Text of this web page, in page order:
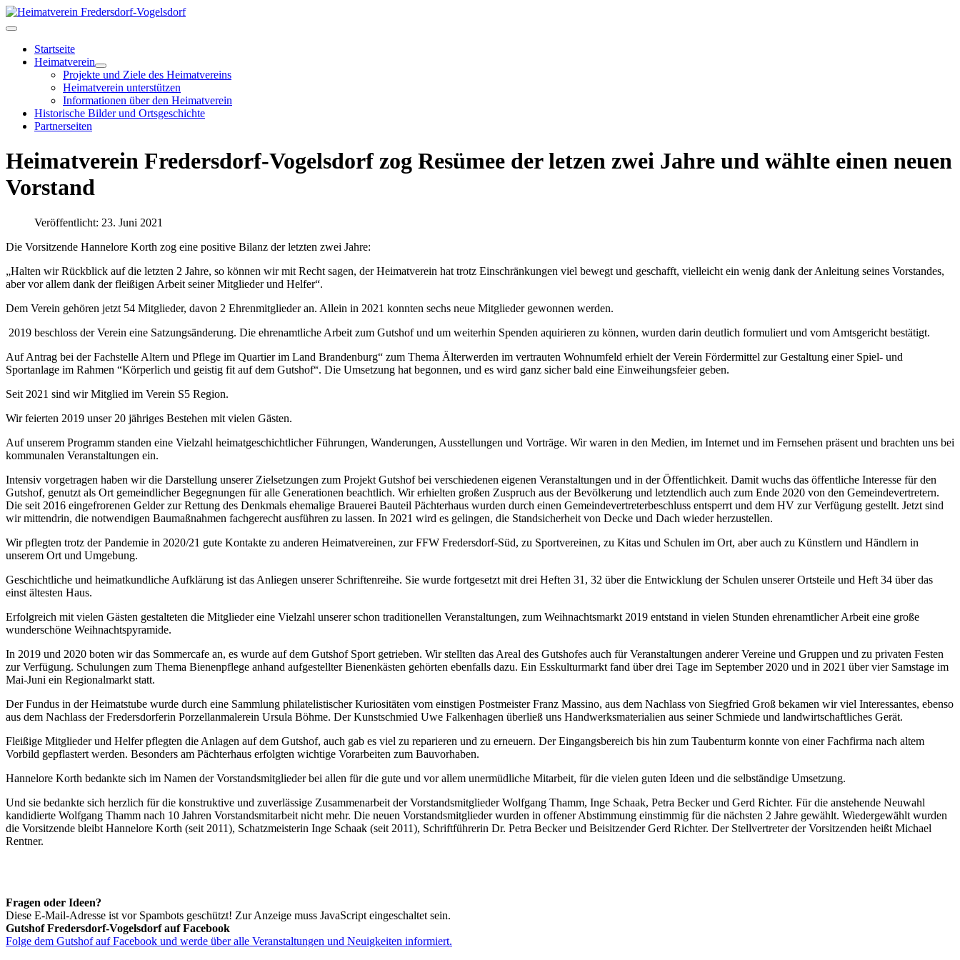
Startseite
Heimatverein
Projekte und Ziele des Heimatvereins
Heimatverein unterstützen
Informationen über den Heimatverein
Historische Bilder und Ortsgeschichte
Partnerseiten
Heimatverein Fredersdorf-Vogelsdorf zog Resümee der letzen zwei Jahre und wählte einen neuen
Vorstand
Veröffentlicht: 23. Juni 2021
Die Vorsitzende Hannelore Korth zog eine positive Bilanz der letzten zwei Jahre:
„Halten wir Rückblick auf die letzten 2 Jahre, so können wir mit Recht sagen, der Heimatverein hat trotz Einschränkungen viel bewegt und geschafft, vielleicht ein wenig dank der Anleitung seines Vorstandes,
aber vor allem dank der fleißigen Arbeit seiner Mitglieder und Helfer“.
Dem Verein gehören jetzt 54 Mitglieder, davon 2 Ehrenmitglieder an. Allein in 2021 konnten sechs neue Mitglieder gewonnen werden.
2019 beschloss der Verein eine Satzungsänderung. Die ehrenamtliche Arbeit zum Gutshof und um weiterhin Spenden aquirieren zu können, wurden darin deutlich formuliert und vom Amtsgericht bestätigt.
Auf Antrag bei der Fachstelle Altern und Pflege im Quartier im Land Brandenburg“ zum Thema Älterwerden im vertrauten Wohnumfeld erhielt der Verein Fördermittel zur Gestaltung einer Spiel- und
Sportanlage im Rahmen “Körperlich und geistig fit auf dem Gutshof“. Die Umsetzung hat begonnen, und es wird ganz sicher bald eine Einweihungsfeier geben.
Seit 2021 sind wir Mitglied im Verein S5 Region.
Wir feierten 2019 unser 20 jähriges Bestehen mit vielen Gästen.
Auf unserem Programm standen eine Vielzahl heimatgeschichtlicher Führungen, Wanderungen, Ausstellungen und Vorträge. Wir waren in den Medien, im Internet und im Fernsehen präsent und brachten uns bei
kommunalen Veranstaltungen ein.
Intensiv vorgetragen haben wir die Darstellung unserer Zielsetzungen zum Projekt Gutshof bei verschiedenen eigenen Veranstaltungen und in der Öffentlichkeit. Damit wuchs das öffentliche Interesse für den
Gutshof, genutzt als Ort gemeindlicher Begegnungen für alle Generationen beachtlich. Wir erhielten großen Zuspruch aus der Bevölkerung und letztendlich auch zum Ende 2020 von den Gemeindevertretern.
Die seit 2016 eingefrorenen Gelder zur Rettung des Denkmals ehemalige Brauerei Bauteil Pächterhaus wurden durch einen Gemeindevertreterbeschluss entsperrt und dem HV zur Verfügung gestellt. Jetzt sind
wir mittendrin, die notwendigen Baumaßnahmen fachgerecht ausführen zu lassen. In 2021 wird es gelingen, die Standsicherheit von Decke und Dach wieder herzustellen.
Wir pflegten trotz der Pandemie in 2020/21 gute Kontakte zu anderen Heimatvereinen, zur FFW Fredersdorf-Süd, zu Sportvereinen, zu Kitas und Schulen im Ort, aber auch zu Künstlern und Händlern in
unserem Ort und Umgebung.
Geschichtliche und heimatkundliche Aufklärung ist das Anliegen unserer Schriftenreihe. Sie wurde fortgesetzt mit drei Heften 31, 32 über die Entwicklung der Schulen unserer Ortsteile und Heft 34 über das
einst ältesten Haus.
Erfolgreich mit vielen Gästen gestalteten die Mitglieder eine Vielzahl unserer schon traditionellen Veranstaltungen, zum Weihnachtsmarkt 2019 entstand in vielen Stunden ehrenamtlicher Arbeit eine große
wunderschöne Weihnachtspyramide.
In 2019 und 2020 boten wir das Sommercafe an, es wurde auf dem Gutshof Sport getrieben. Wir stellten das Areal des Gutshofes auch für Veranstaltungen anderer Vereine und Gruppen und zu privaten Festen
zur Verfügung. Schulungen zum Thema Bienenpflege anhand aufgestellter Bienenkästen gehörten ebenfalls dazu. Ein Esskulturmarkt fand über drei Tage im September 2020 und in 2021 über vier Samstage im
Mai-Juni ein Regionalmarkt statt.
Der Fundus in der Heimatstube wurde durch eine Sammlung philatelistischer Kuriositäten vom einstigen Postmeister Franz Massino, aus dem Nachlass von Siegfried Groß bekamen wir viel Interessantes, ebenso
aus dem Nachlass der Fredersdorferin Porzellanmalerein Ursula Böhme. Der Kunstschmied Uwe Falkenhagen überließ uns Handwerksmaterialien aus seiner Schmiede und landwirtschaftliches Gerät.
Fleißige Mitglieder und Helfer pflegten die Anlagen auf dem Gutshof, auch gab es viel zu reparieren und zu erneuern. Der Eingangsbereich bis hin zum Taubenturm konnte von einer Fachfirma nach altem
Vorbild gepflastert werden. Besonders am Pächterhaus erfolgten wichtige Vorarbeiten zum Bauvorhaben.
Hannelore Korth bedankte sich im Namen der Vorstandsmitglieder bei allen für die gute und vor allem unermüdliche Mitarbeit, für die vielen guten Ideen und die selbständige Umsetzung.
Und sie bedankte sich herzlich für die konstruktive und zuverlässige Zusammenarbeit der Vorstandsmitglieder Wolfgang Thamm, Inge Schaak, Petra Becker und Gerd Richter. Für die anstehende Neuwahl
kandidierte Wolfgang Thamm nach 10 Jahren Vorstandsmitarbeit nicht mehr. Die neuen Vorstandsmitglieder wurden in offener Abstimmung einstimmig für die nächsten 2 Jahre gewählt. Wiedergewählt wurden
die Vorsitzende bleibt Hannelore Korth (seit 2011), Schatzmeisterin Inge Schaak (seit 2011), Schriftführerin Dr. Petra Becker und Beisitzender Gerd Richter. Der Stellvertreter der Vorsitzenden heißt Michael
Rentner.
Fragen oder Ideen?
Diese E-Mail-Adresse ist vor Spambots geschützt! Zur Anzeige muss JavaScript eingeschaltet sein.
Gutshof Fredersdorf-Vogelsdorf auf Facebook
Folge dem Gutshof auf Facebook und werde über alle Veranstaltungen und Neuigkeiten informiert.